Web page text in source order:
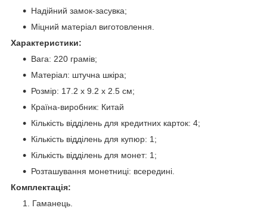
Надійний замок-засувка;
Міцний матеріал виготовлення.
Характеристики:
Вага: 220 грамів;
Матеріал: штучна шкіра;
Розмір: 17.2 х 9.2 х 2.5 см;
Країна-виробник: Китай
Кількість відділень для кредитних карток: 4;
Кількість відділень для купюр: 1;
Кількість відділень для монет: 1;
Розташування монетниці: всередині.
Комплектація:
Гаманець.